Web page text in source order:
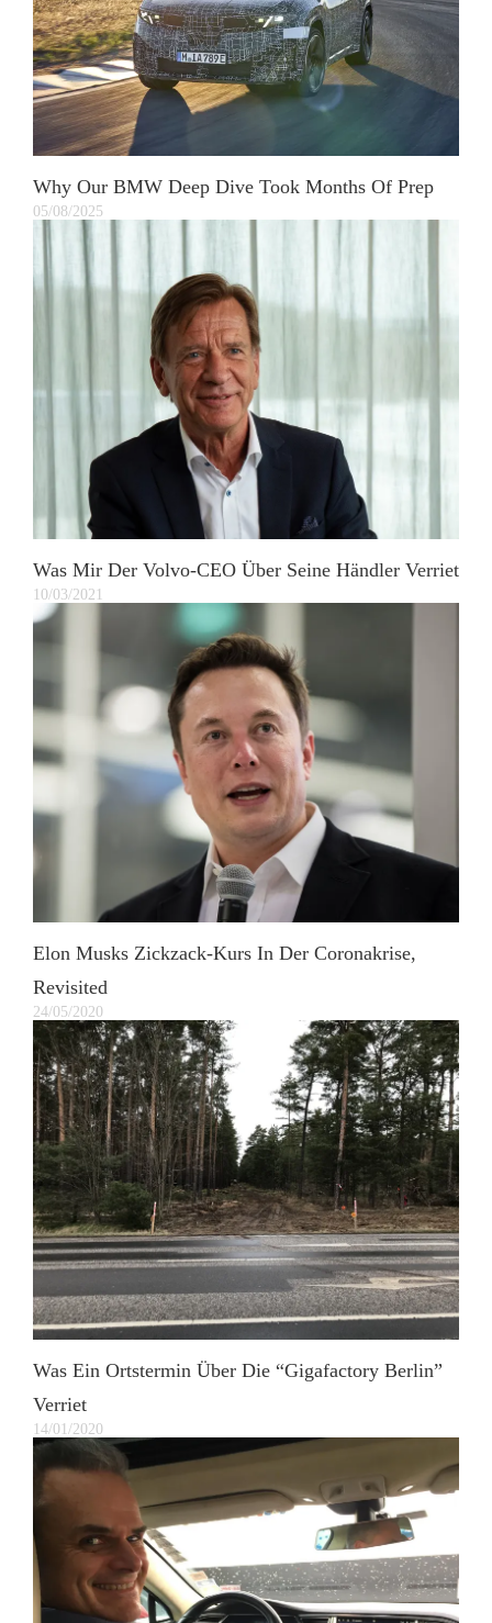
Why Our BMW Deep Dive Took Months Of Prep
05/08/2025
Was Mir Der Volvo-CEO Über Seine Händler Verriet
10/03/2021
Elon Musks Zickzack-Kurs In Der Coronakrise,
Revisited
24/05/2020
Was Ein Ortstermin Über Die “Gigafactory Berlin”
Verriet
14/01/2020